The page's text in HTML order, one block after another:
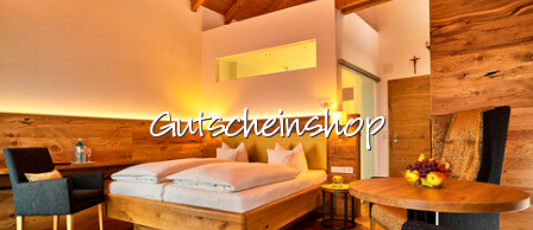
Gutscheinshop